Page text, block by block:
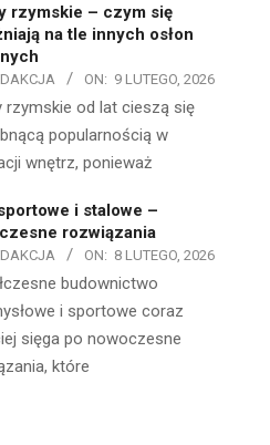
rzymskie – czym się
na tle innych osłon
ON: 9 LUTEGO, 2026
rzymskie od lat cieszą się
popularnością w
wnętrz, ponieważ
i stalowe –
rozwiązania
ON: 8 LUTEGO, 2026
budownictwo
i sportowe coraz
sięga po nowoczesne
które